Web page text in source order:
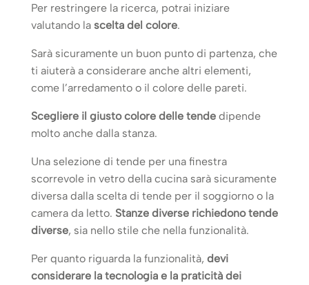
Per restringere la ricerca, potrai iniziare
valutando la scelta del colore.
Sarà sicuramente un buon punto di partenza, che
ti aiuterà a considerare anche altri elementi,
come l’arredamento o il colore delle pareti.
Scegliere il giusto colore delle tendedipende
molto anche dalla stanza.
Una selezione di tende per una finestra
scorrevole in vetro della cucina sarà sicuramente
diversa dalla scelta di tende per il soggiorno o la
camera da letto. Stanze diverse richiedono tende
diverse, sia nello stile che nella funzionalità.
Per quanto riguarda la funzionalità, devi
considerare la tecnologia e la praticità dei